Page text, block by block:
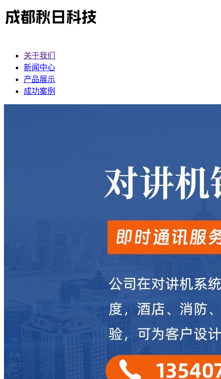
关于我们
新闻中心
产品展示
成功案例